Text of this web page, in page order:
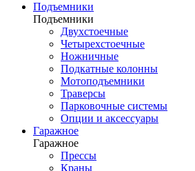
Подъемники
Подъемники
Двухстоечные
Четырехстоечные
Ножничные
Подкатные колонны
Мотоподъемники
Траверсы
Парковочные системы
Опции и аксессуары
Гаражное
Гаражное
Прессы
Краны